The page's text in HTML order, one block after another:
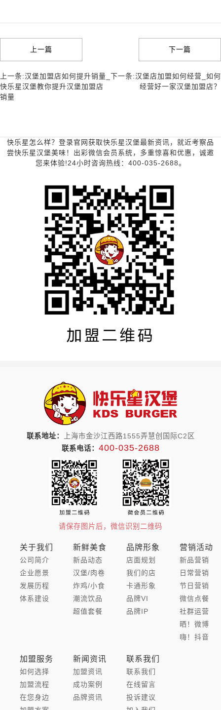
上一篇
上一条:汉堡加盟店如何提升销量_
快乐星汉堡教你提升汉堡加盟店
销量
下一篇
下一条:汉堡店加盟如何经营_如何
经营好一家汉堡加盟店？
快乐星怎么样？登录官网获取快乐星汉堡最新资讯，就近考察品
尝快乐星汉堡美味！出彩微信会员系统，多重惊喜和优惠，诚邀
您来体验!24小时咨询热线：400-035-2688。
联系地址：
上海市金沙江西路1555弄慧创国际C2区
联系电话： 400-035-2688
请保存图片后，微信识别二维码
关于我们
公司简介
企业愿景
发展历程
体系建设
新鲜美食
新品动态
汉堡/肉卷
炸鸡/小食
潮流饮品
超值套餐
品牌形象
店面规划
我们的店
卡通形象
品牌VI
品牌IP
营销活动
新品营销
日常营销
节日营销
微信点餐
社群运营
晒！微博
嗨！抖音
加盟服务
如何选择
加盟流程
在您身边
新闻资讯
加盟资讯
成功案例
品牌资讯
联系我们
联系我们
在线留言
投诉建议